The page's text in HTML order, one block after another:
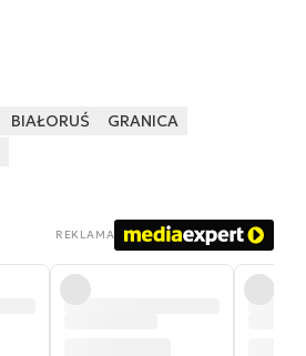
BIAŁORUŚ
GRANICA
REKLAMA